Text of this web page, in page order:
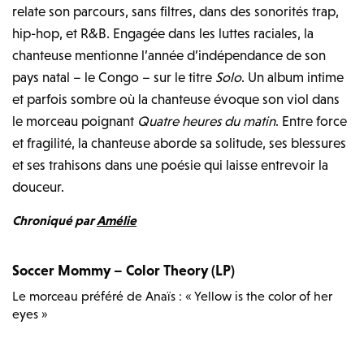
relate son parcours, sans filtres, dans des sonorités trap,
hip-hop, et R&B. Engagée dans les luttes raciales, la
chanteuse mentionne l’année d’indépendance de son
pays natal – le Congo – sur le titre Solo. Un album intime
et parfois sombre où la chanteuse évoque son viol dans
le morceau poignant Quatre heures du matin. Entre force
et fragilité, la chanteuse aborde sa solitude, ses blessures
et ses trahisons dans une poésie qui laisse entrevoir la
douceur.
Chroniqué parAmélie
Soccer Mommy – Color Theory (LP)
Le morceau préféré de Anaïs : « Yellow is the color of her
eyes »